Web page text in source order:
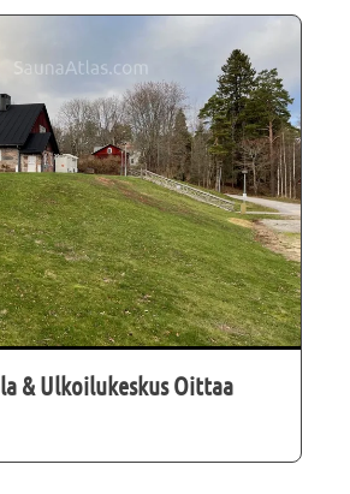
& Ulkoilukeskus Oittaa